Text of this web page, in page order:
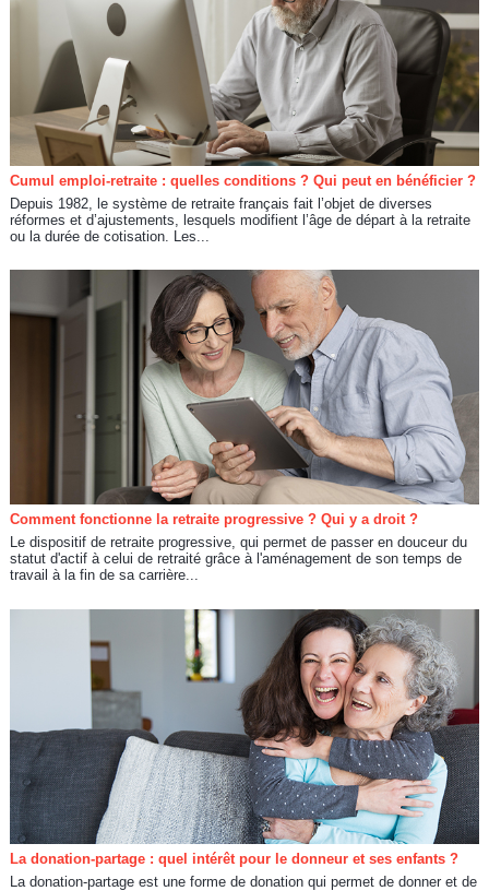
Cumul emploi-retraite : quelles conditions ? Qui peut en bénéficier ?
Depuis 1982, le système de retraite français fait l’objet de diverses
réformes et d’ajustements, lesquels modifient l’âge de départ à la retraite
ou la durée de cotisation. Les...
Comment fonctionne la retraite progressive ? Qui y a droit ?
Le dispositif de retraite progressive, qui permet de passer en douceur du
statut d'actif à celui de retraité grâce à l'aménagement de son temps de
travail à la fin de sa carrière...
La donation-partage : quel intérêt pour le donneur et ses enfants ?
La donation-partage est une forme de donation qui permet de donner et de